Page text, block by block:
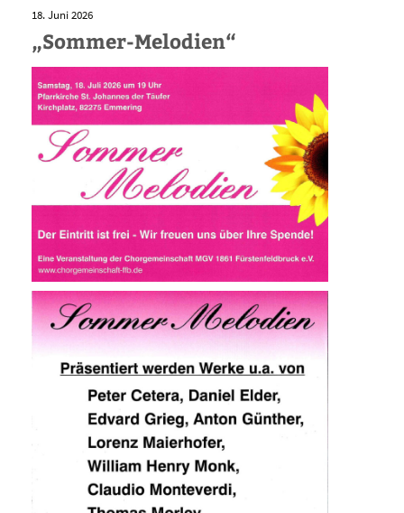
18. Juni 2026
„Sommer-Melodien“